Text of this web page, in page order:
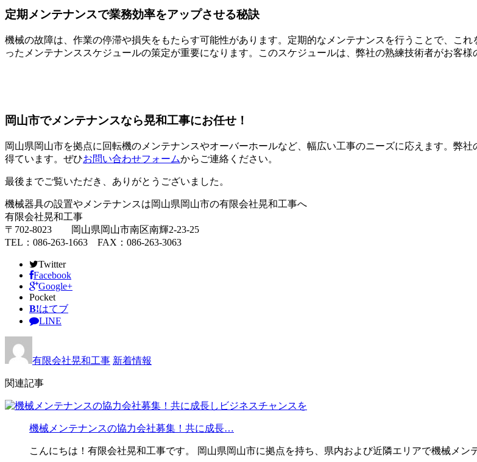
定期メンテナンスで業務効率をアップさせる秘訣
機械の故障は、作業の停滞や損失をもたらす可能性があります。定期的なメンテナンスを行うことで、こ
ったメンテナンススケジュールの策定が重要になります。このスケジュールは、弊社の熟練技術者がお客
岡山市でメンテナンスなら晃和工事にお任せ！
岡山県岡山市を拠点に回転機のメンテナンスやオーバーホールなど、幅広い工事のニーズに応えます。弊
得ています。ぜひお問い合わせフォームからご連絡ください。
最後までご覧いただき、ありがとうございました。
機械器具の設置やメンテナンスは岡山県岡山市の有限会社晃和工事へ
有限会社晃和工事
〒702-8023 岡山県岡山市南区南輝2-23-25
TEL：086-263-1663 FAX：086-263-3063
Twitter
Facebook
Google+
Pocket
B!はてブ
LINE
有限会社晃和工事 新着情報
関連記事
機械メンテナンスの協力会社募集！共に成長…
こんにちは！有限会社晃和工事です。 岡山県岡山市に拠点を持ち、県内および近隣エリアで機械メン